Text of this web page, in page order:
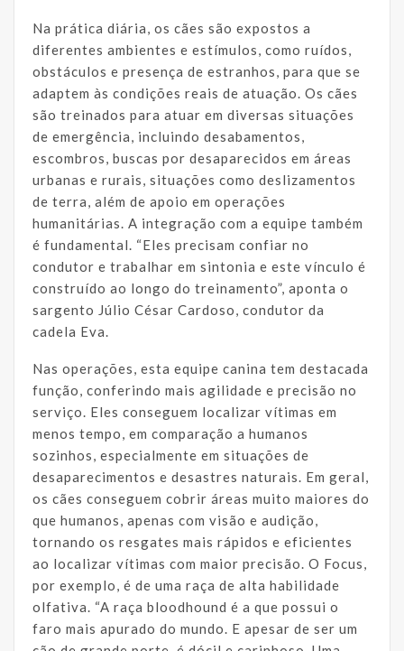
Na prática diária, os cães são expostos a
diferentes ambientes e estímulos, como ruídos,
obstáculos e presença de estranhos, para que se
adaptem às condições reais de atuação. Os cães
são treinados para atuar em diversas situações
de emergência, incluindo desabamentos,
escombros, buscas por desaparecidos em áreas
urbanas e rurais, situações como deslizamentos
de terra, além de apoio em operações
humanitárias. A integração com a equipe também
é fundamental. “Eles precisam confiar no
condutor e trabalhar em sintonia e este vínculo é
construído ao longo do treinamento”, aponta o
sargento Júlio César Cardoso, condutor da
cadela Eva.
Nas operações, esta equipe canina tem destacada
função, conferindo mais agilidade e precisão no
serviço. Eles conseguem localizar vítimas em
menos tempo, em comparação a humanos
sozinhos, especialmente em situações de
desaparecimentos e desastres naturais. Em geral,
os cães conseguem cobrir áreas muito maiores do
que humanos, apenas com visão e audição,
tornando os resgates mais rápidos e eficientes
ao localizar vítimas com maior precisão. O Focus,
por exemplo, é de uma raça de alta habilidade
olfativa. “A raça bloodhound é a que possui o
faro mais apurado do mundo. E apesar de ser um